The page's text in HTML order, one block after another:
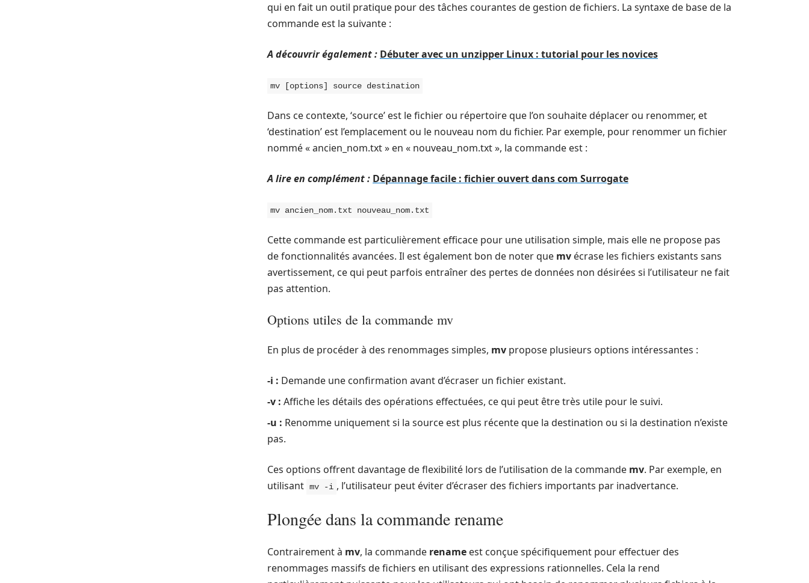
qui en fait un outil pratique pour des tâches courantes de gestion de fichiers. La syntaxe de base de la
commande est la suivante :
A découvrir également : Débuter avec un unzipper Linux : tutorial pour les novices
mv [options] source destination
Dans ce contexte, ‘source’ est le fichier ou répertoire que l’on souhaite déplacer ou renommer, et
‘destination’ est l’emplacement ou le nouveau nom du fichier. Par exemple, pour renommer un fichier
nommé « ancien_nom.txt » en « nouveau_nom.txt », la commande est :
A lire en complément : Dépannage facile : fichier ouvert dans com Surrogate
mv ancien_nom.txt nouveau_nom.txt
Cette commande est particulièrement efficace pour une utilisation simple, mais elle ne propose pas
de fonctionnalités avancées. Il est également bon de noter que mv écrase les fichiers existants sans
avertissement, ce qui peut parfois entraîner des pertes de données non désirées si l’utilisateur ne fait
pas attention.
Options utiles de la commande mv
En plus de procéder à des renommages simples, mv propose plusieurs options intéressantes :
-i : Demande une confirmation avant d’écraser un fichier existant.
-v : Affiche les détails des opérations effectuées, ce qui peut être très utile pour le suivi.
-u : Renomme uniquement si la source est plus récente que la destination ou si la destination n’existe
pas.
Ces options offrent davantage de flexibilité lors de l’utilisation de la commande mv. Par exemple, en
utilisant mv -i , l’utilisateur peut éviter d’écraser des fichiers importants par inadvertance.
Plongée dans la commande rename
Contrairement à mv, la commande rename est conçue spécifiquement pour effectuer des
renommages massifs de fichiers en utilisant des expressions rationnelles. Cela la rend